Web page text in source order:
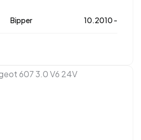
Bipper 10.2010 -